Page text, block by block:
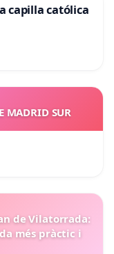
capilla católica
MADRID SUR
de Vilatorrada:
més pràctic i